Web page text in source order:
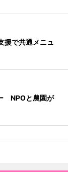
援で共通メニュ
NPOと農園が